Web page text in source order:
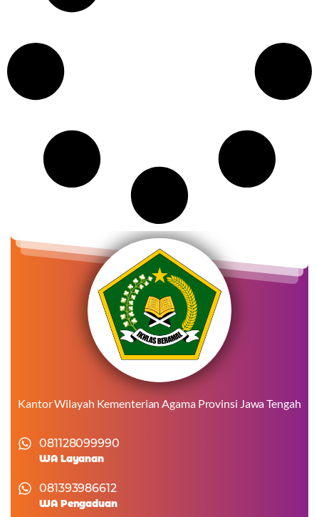
Kantor Wilayah Kementerian Agama Provinsi Jawa Tengah
081128099990
WA Layanan
081393986612
WA Pengaduan